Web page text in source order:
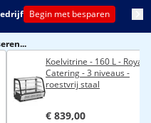
Begin met besparen
Koelvitrine - 160 L - Royal
Catering - 3 niveaus -
roestvrij staal
€ 839,00